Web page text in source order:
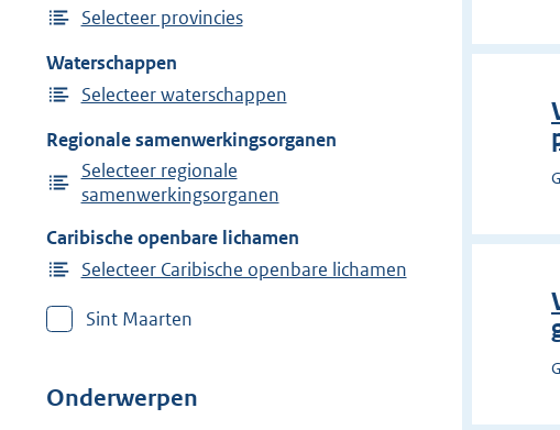
Selecteer provincies
Waterschappen
Selecteer waterschappen
Regionale samenwerkingsorganen
Selecteer regionale
samenwerkingsorganen
Caribische openbare lichamen
Selecteer Caribische openbare lichamen
Sint Maarten
Onderwerpen